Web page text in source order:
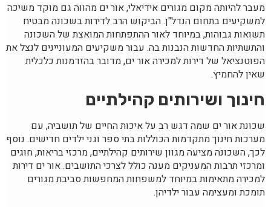
מעבר להיותה מקום מגורים אידיאלי, אור ים מהווה גם מוקד משיכה
למשקיעים בתחום הנדל"ן. הביקוש הרב לדירות בשכונה מבטיח
תשואות גבוהות, במיוחד לאור ההתפתחות המואצת של השכונה
והתשתיות החדשות הנבנות בה. עבור משקיעים המעוניינים לנצל את
הפוטנציאל של דירות למכירה אור ים, מדובר בהזדמנות כלכלית
שאין להחמיץ.
חינוך ושירותים קהילתיים
שכונת אור ים שמה דגש רב על איכות החיים של תושביה, עם
מערכות חינוך מתקדמות הכוללות בתי ספר וגני ילדים חדישים. נוסף
לכך, השכונה מציעה מגוון שירותים קהילתיים, מרכזי בריאות, חוגים
ומרכזי תרבות המעניקים מענה כולל לצרכי התושבים. אור ים דירות
למכירה מתאימות במיוחד למשפחות המחפשות סביבת מגורים
תומכת ומעצימה עבור ילדיהן.